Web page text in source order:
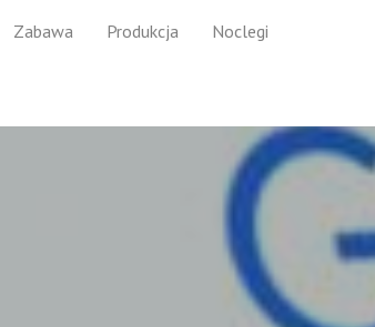
Zabawa Produkcja Noclegi